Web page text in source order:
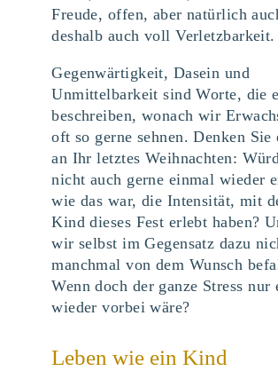
Freude, offen, aber natürlich
deshalb auch voll Verletzbarkeit.
Gegenwärtigkeit, Dasein und
Unmittelbarkeit sind Worte, die
beschreiben, wonach wir
oft so gerne sehnen. Denken Sie
an Ihr letztes Weihnachten:
nicht auch gerne einmal wieder
wie das war, die Intensität, mit
Kind dieses Fest erlebt haben?
wir selbst im Gegensatz dazu
manchmal von dem Wunsch
Wenn doch der ganze Stress nur
wieder vorbei wäre?
Leben wie ein Kind